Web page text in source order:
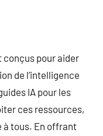
conçus pour aider
de l’intelligence
IA pour les
ces ressources,
à tous. En offrant